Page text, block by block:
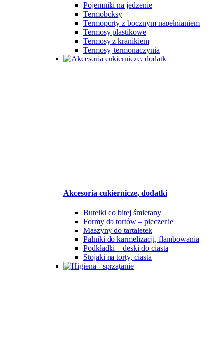
Pojemniki na jedzenie
Termoboksy
Termoporty z bocznym napełnianiem
Termosy plastikowe
Termosy z kranikiem
Termosy, termonaczynia
Akcesoria cukiernicze, dodatki
Butelki do bitej śmietany
Formy do tortów – pieczenie
Maszyny do tartaletek
Palniki do karmelizacji, flambowania
Podkładki – deski do ciasta
Stojaki na torty, ciasta